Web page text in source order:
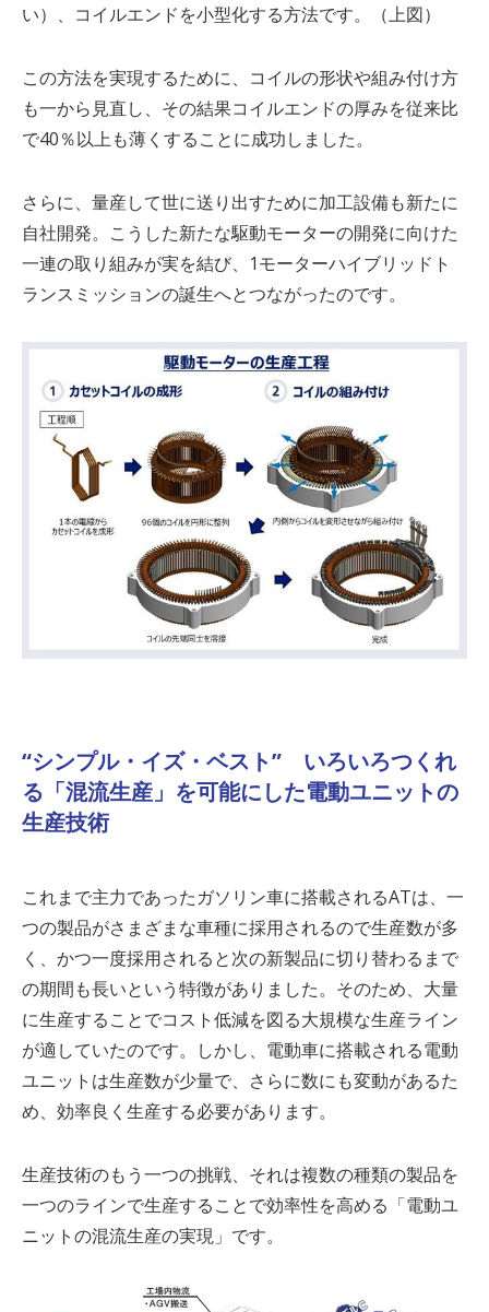
い）、コイルエンドを小型化する方法です。（上図）
この方法を実現するために、コイルの形状や組み付け方
も一から見直し、その結果コイルエンドの厚みを従来比
で40％以上も薄くすることに成功しました。
さらに、量産して世に送り出すために加工設備も新たに
自社開発。こうした新たな駆動モーターの開発に向けた
一連の取り組みが実を結び、 1モーターハイブリッドト
ランスミッションの誕生へとつながったのです。
“シンプル・イズ・ベスト” いろいろつくれ
る「混流生産」を可能にした電動ユニットの
生産技術
これまで主力であったガソリン車に搭載されるATは、一
つの製品がさまざまな車種に採用されるので生産数が多
く、かつ一度採用されると次の新製品に切り替わるまで
の期間も長いという特徴がありました。そのため、大量
に生産することでコスト低減を図る大規模な生産ライン
が適していたのです。しかし、電動車に搭載される電動
ユニットは生産数が少量で、さらに数にも変動があるた
め、効率良く生産する必要があります。
生産技術のもう一つの挑戦、それは複数の種類の製品を
一つのラインで生産することで効率性を高める「電動ユ
ニットの混流生産の実現」です。